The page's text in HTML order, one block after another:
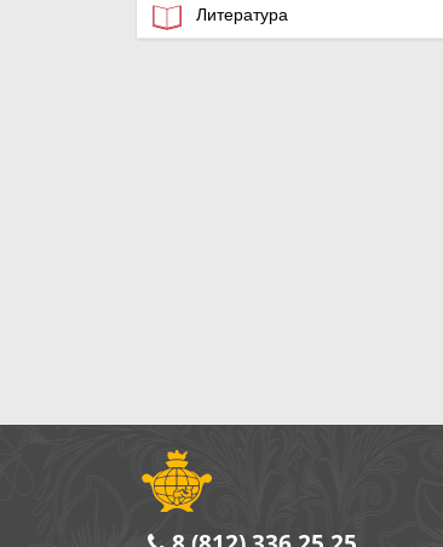
Литература